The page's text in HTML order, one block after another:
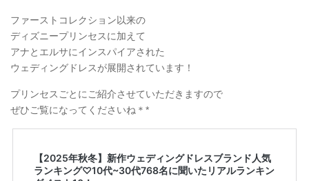
ファーストコレクション以来の
ディズニープリンセスに加えて
アナとエルサにインスパイアされた
ウェディングドレスが展開されています！
プリンセスごとにご紹介させていただきますので
ぜひご覧になってくださいね＊*
【2025年秋冬】新作ウェディングドレスブランド人気
ランキング♡10代~30代768名に聞いたリアルランキン